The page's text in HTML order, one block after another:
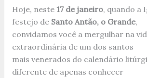
Hoje, neste 17 de janeiro, quando a
festejo de Santo Antão, o Grande,
convidamos você a mergulhar na
extraordinária de um dos santos
mais venerados do calendário
diferente de apenas conhecer